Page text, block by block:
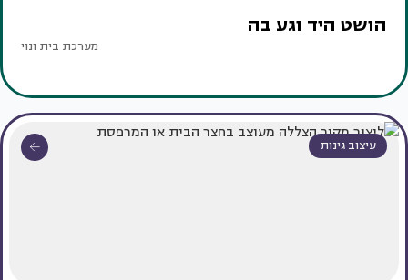
הושט היד וגע בה
מערכת בית ונוי
עיצוב גינות